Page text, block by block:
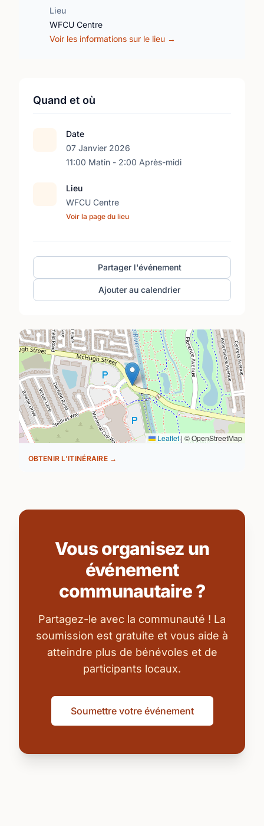
Lieu
WFCU Centre
Voir les informations sur le lieu →
Quand et où
Date
07 Janvier 2026
11:00 Matin - 2:00 Après-midi
Lieu
WFCU Centre
Voir la page du lieu
Partager l'événement
Ajouter au calendrier
Leaflet | © OpenStreetMap
OBTENIR L'ITINÉRAIRE →
Vous organisez un
événement
communautaire ?
Partagez-le avec la communauté ! La
soumission est gratuite et vous aide à
atteindre plus de bénévoles et de
participants locaux.
Soumettre votre événement